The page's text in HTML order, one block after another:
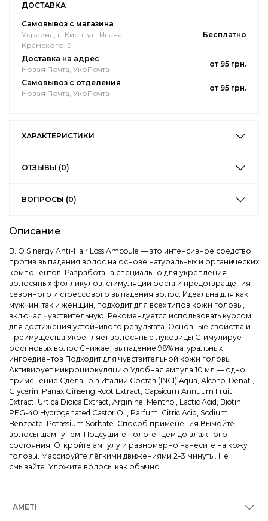
ДОСТАВКА
Самовывоз с магазина
Украина, г. Киев, ул. Ивана
Крамского, 9
Бесплатно
Доставка на адрес
Новая Почта, УкрПочта
от 95 грн.
Самовывоз с отделения
Новая Почта, УкрПочта
от 95 грн.
ХАРАКТЕРИСТИКИ
ОТЗЫВЫ (0)
ВОПРОСЫ (0)
Описание
B.iO Sinergy Anti-Hair Loss Ampoule — это интенсивное средство
против выпадения волос на основе натуральных и органических
компонентов. Разработана специально для укрепления
волосяных фолликулов, стимуляции роста и предотвращения
сезонного и стрессового выпадения волос. Идеальна для как
мужчин, так и женщин, подходит для всех типов кожи головы,
включая чувствительную. Рекомендуется использовать курсом
для достижения устойчивого результата. Основные свойства и
преимущества Укрепляет волосяные луковицы Стимулирует
рост новых волос Снижает выпадение 98% натуральных
ингредиентов Подходит для чувствительной кожи головы
Активирует микроциркуляцию Удобная ампула 10 мл — одно
применение Сделано в Италии Состав (INCI) Aqua, Alcohol Denat.,
Glycerin, Panax Ginseng Root Extract, Capsicum Annuum Fruit
Extract, Urtica Dioica Extract, Arginine, Menthol, Lactic Acid, Biotin,
PEG-40 Hydrogenated Castor Oil, Parfum, Citric Acid, Sodium
Benzoate, Potassium Sorbate. Способ применения Вымойте
волосы шампунем. Подсушите полотенцем до влажного
состояния. Откройте ампулу и равномерно нанесите на кожу
головы. Массируйте лёгкими движениями 2–3 минуты. Не
смывайте. Уложите волосы как обычно.
AMETI